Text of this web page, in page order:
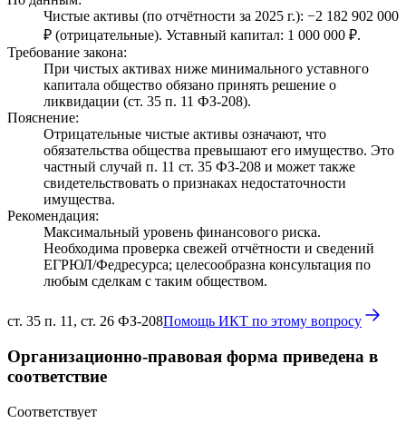
Чистые активы (по отчётности за 2025 г.): −2 182 902 000
₽ (отрицательные). Уставный капитал: 1 000 000 ₽.
Требование закона:
При чистых активах ниже минимального уставного
капитала общество обязано принять решение о
ликвидации (ст. 35 п. 11 ФЗ-208).
Пояснение:
Отрицательные чистые активы означают, что
обязательства общества превышают его имущество. Это
частный случай п. 11 ст. 35 ФЗ-208 и может также
свидетельствовать о признаках недостаточности
имущества.
Рекомендация:
Максимальный уровень финансового риска.
Необходима проверка свежей отчётности и сведений
ЕГРЮЛ/Федресурса; целесообразна консультация по
любым сделкам с таким обществом.
ст. 35 п. 11, ст. 26 ФЗ-208Помощь ИКТ по этому вопросу
Организационно-правовая форма приведена в
соответствие
Соответствует